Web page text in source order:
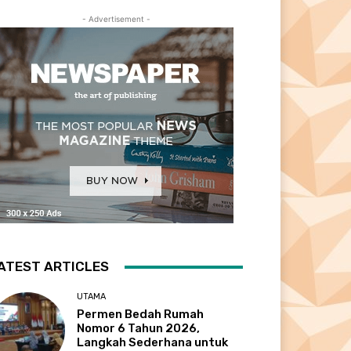
- Advertisement -
ARTICLES
UTAMA
Permen Bedah Rumah
Nomor 6 Tahun 2026,
Langkah Sederhana untuk